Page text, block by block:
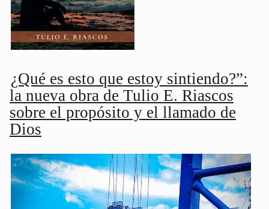
¿Qué es esto que estoy sintiendo?”:
la nueva obra de Tulio E. Riascos
sobre el propósito y el llamado de
Dios